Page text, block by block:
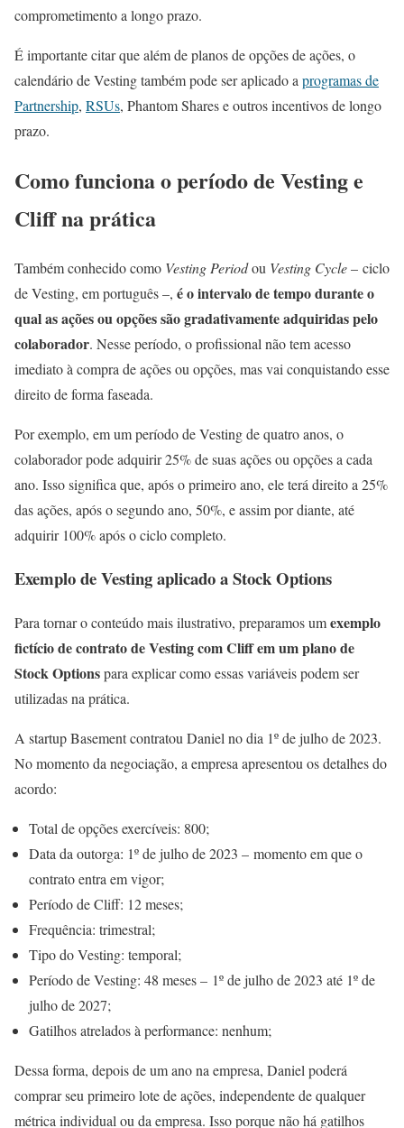
comprometimento a longo prazo.
É importante citar que além de planos de opções de ações, o
calendário de Vesting também pode ser aplicado a programas de
Partnership, RSUs, Phantom Shares e outros incentivos de longo
prazo.
Como funciona o período de Vesting e
Cliff na prática
Também conhecido como Vesting Periodou Vesting Cycle– ciclo
de Vesting, em português –, é o intervalo de tempo durante o
qual as ações ou opções são gradativamente adquiridas pelo
colaborador. Nesse período, o profissional não tem acesso
imediato à compra de ações ou opções, mas vai conquistando esse
direito de forma faseada.
Por exemplo, em um período de Vesting de quatro anos, o
colaborador pode adquirir 25% de suas ações ou opções a cada
ano. Isso significa que, após o primeiro ano, ele terá direito a 25%
das ações, após o segundo ano, 50%, e assim por diante, até
adquirir 100% após o ciclo completo.
Exemplo de Vesting aplicado a Stock Options
Para tornar o conteúdo mais ilustrativo, preparamos umexemplo
fictício de contrato de Vesting com Cliff em um plano de
Stock Optionspara explicar como essas variáveis podem ser
utilizadas na prática.
A startup Basement contratou Daniel no dia 1º de julho de 2023.
No momento da negociação, a empresa apresentou os detalhes do
acordo:
Total de opções exercíveis: 800;
Data da outorga: 1º de julho de 2023 – momento em que o
contrato entra em vigor;
Período de Cliff: 12 meses;
Frequência: trimestral;
Tipo do Vesting: temporal;
Período de Vesting: 48 meses – 1º de julho de 2023 até 1º de
julho de 2027;
Gatilhos atrelados à performance: nenhum;
Dessa forma, depois de um ano na empresa, Daniel poderá
comprar seu primeiro lote de ações, independente de qualquer
métrica individual ou da empresa. Isso porque não há gatilhos